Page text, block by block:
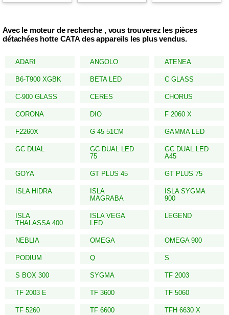
Avec le moteur de recherche , vous trouverez les pièces
détachées hotte CATA des appareils les plus vendus.
ADARI ANGOLO ATENEA
B6-T900 XGBK BETA LED C GLASS
C-900 GLASS CERES CHORUS
CORONA DIO F 2060 X
F2260X G 45 51CM GAMMA LED
GC DUAL
GC DUAL LED
75
GC DUAL LED
A45
GOYA GT PLUS 45 GT PLUS 75
ISLA HIDRA
ISLA
MAGRABA
ISLA SYGMA
900
ISLA
THALASSA 400
ISLA VEGA
LED
LEGEND
NEBLIA OMEGA OMEGA 900
PODIUM Q S
S BOX 300 SYGMA TF 2003
TF 2003 E TF 3600 TF 5060
TF 5260 TF 6600 TFH 6630 X